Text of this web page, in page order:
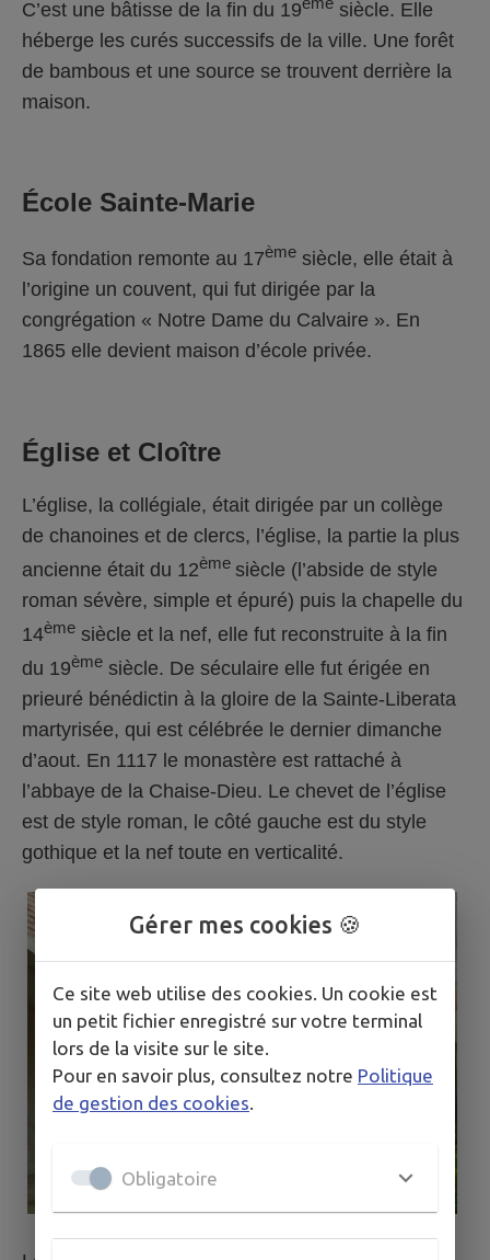
C’est une bâtisse de la fin du 19
siècle. Elle
héberge les curés successifs de la ville. Une forêt
de bambous et une source se trouvent derrière la
maison.
École Sainte-Marie
Sa fondation remonte au 17ème siècle, elle était à
l’origine un couvent, qui fut dirigée par la
congrégation « Notre Dame du Calvaire ». En
1865 elle devient maison d’école privée.
Église et Cloître
L’église, la collégiale, était dirigée par un collège
de chanoines et de clercs, l’église, la partie la plus
ancienne était du 12ème siècle (l’abside de style
roman sévère, simple et épuré) puis la chapelle du
14ème siècle et la nef, elle fut reconstruite à la fin
du 19ème siècle. De séculaire elle fut érigée en
prieuré bénédictin à la gloire de la Sainte-Liberata
martyrisée, qui est célébrée le dernier dimanche
d’aout. En 1117 le monastère est rattaché à
l’abbaye de la Chaise-Dieu. Le chevet de l’église
est de style roman, le côté gauche est du style
gothique et la nef toute en verticalité.
Gérer mes cookies 🍪
Ce site web utilise des cookies. Un cookie est
un petit fichier enregistré sur votre terminal
lors de la visite sur le site.
Pour en savoir plus, consultez notre Politique
de gestion des cookies.
Obligatoire